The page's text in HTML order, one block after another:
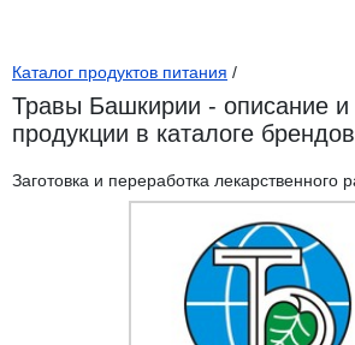
Каталог продуктов питания /
Травы Башкирии - описание
продукции в каталоге
Заготовка и переработка лекарственного